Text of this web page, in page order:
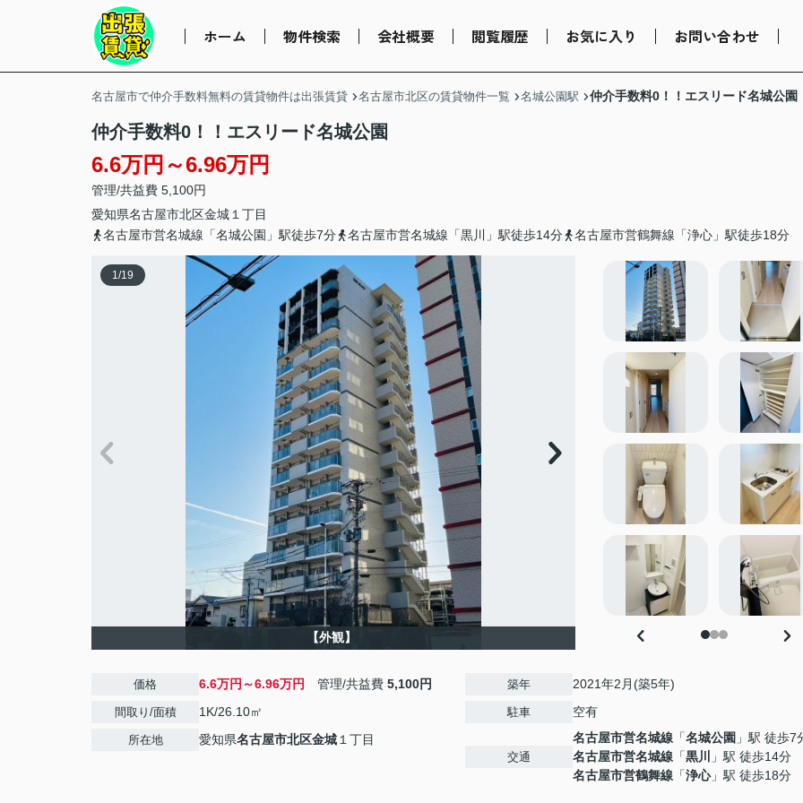
ホーム 物件検索 会社概要 閲覧履歴 お気に入り お問い合わせ
名古屋市で仲介手数料無料の賃貸物件は出張賃貸 名古屋市北区の賃貸物件一覧 名城公園駅 仲介手数料0！！エスリード名城公園
仲介手数料0！！エスリード名城公園
6.6万円～6.96万円
管理/共益費 5,100円
愛知県名古屋市北区金城 １丁目
名古屋市営名城線「名城公園」駅徒歩7分
名古屋市営名城線「黒川」駅徒歩14分 名古屋市営鶴舞線「浄心」駅徒歩18分
1/19
【外観】
価格 6.6万円～6.96万円 管理/共益費 5,100円
間取り/面積 1K/26.10㎡
所在地 愛知県名古屋市北区金城 １丁目
築年 2021年2月(築5年)
駐車 空有
交通
名古屋市営名城線 「名城公園 」駅 徒歩7
名古屋市営名城線 「黒川
」駅 徒歩14分
名古屋市営鶴舞線 「浄心」駅 徒歩18分